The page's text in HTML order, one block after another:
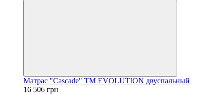
Матрас "Cascade" ТМ EVOLUTION двуспальный
16 506 грн